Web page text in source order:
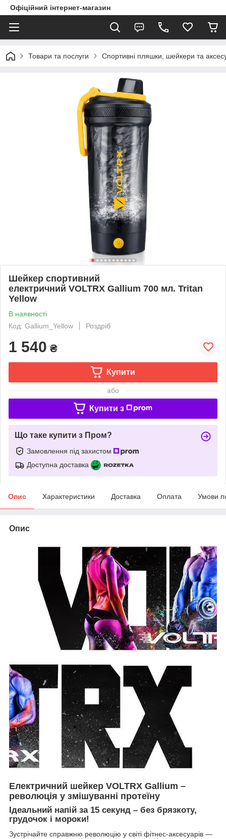
Офіційний інтернет-магазин
Товари та послуги Спортивні пляшки, шейкери та
Шейкер спортивний
електричний VOLTRX Gallium 700 мл. Tritan
Yellow
В наявності
Код: Gallium_Yellow
Роздріб
1 540 ₴
Купити
або
Купити з
Що таке купити з Пром?
Замовлення під захистом
Доступна доставка
Опис Характеристики Доставка Оплата Умови
Опис
Електричний шейкер VOLTRX Gallium –
революція у змішуванні протеїну
Ідеальний напій за 15 секунд – без брязкоту,
грудочок і мороки!
Зустрічайте справжню революцію у світі фітнес-аксесуарів —